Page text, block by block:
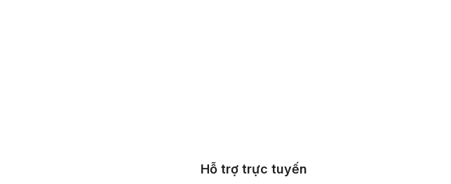
Hỗ trợ trực tuyến